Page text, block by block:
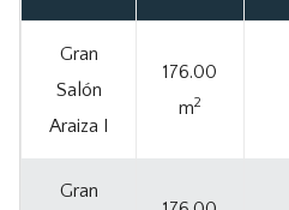
Gran
Salón
Araiza I
176.00
m2
Gran